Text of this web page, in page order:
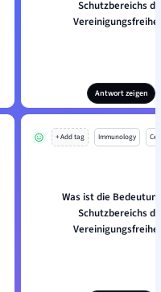
Schutzbereichs
Antwort zeigen
+ Add tag Immunology
Was ist die
Schutzbereichs